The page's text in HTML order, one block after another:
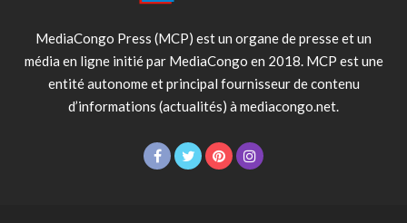
MediaCongo Press (MCP) est un organe de presse et un
média en ligne initié par MediaCongo en 2018. MCP est une
entité autonome et principal fournisseur de contenu
d’informations (actualités) à mediacongo.net.